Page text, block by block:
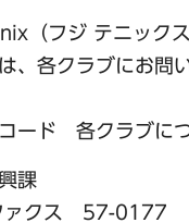
（フジ テニックス
、各クラブにお問
コード 各クラブに
課
クス 57-0177